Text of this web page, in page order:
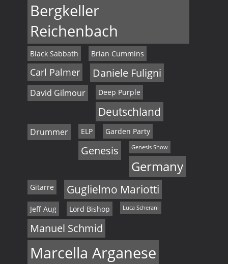
Bergkeller
Reichenbach
Black Sabbath Brian Cummins
Carl Palmer Daniele Fuligni
David Gilmour Deep Purple
Deutschland
Drummer ELP Garden Party
Genesis Genesis Show
Germany
Gitarre Guglielmo Mariotti
Jeff Aug Lord Bishop Luca Scherani
Manuel Schmid
Marcella Arganese